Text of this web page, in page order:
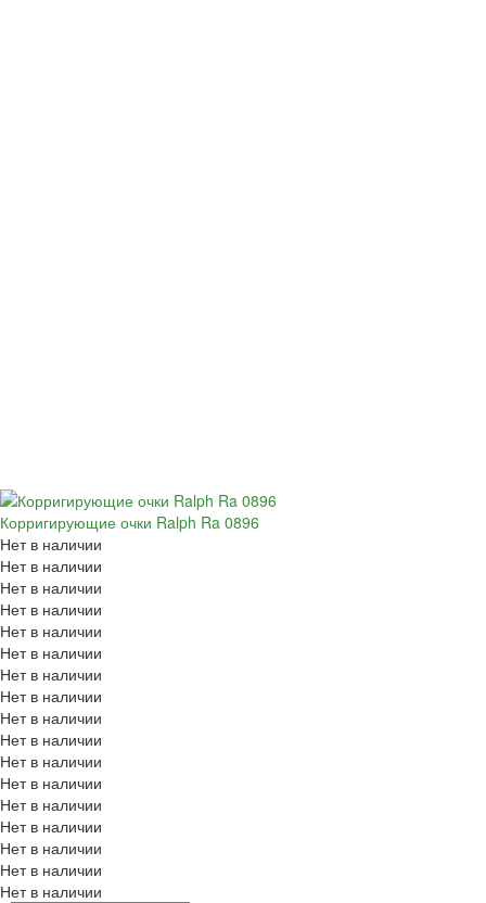
Корригирующие очки Ralph Ra 0896
Нет в наличии
Нет в наличии
Нет в наличии
Нет в наличии
Нет в наличии
Нет в наличии
Нет в наличии
Нет в наличии
Нет в наличии
Нет в наличии
Нет в наличии
Нет в наличии
Нет в наличии
Нет в наличии
Нет в наличии
Нет в наличии
Нет в наличии